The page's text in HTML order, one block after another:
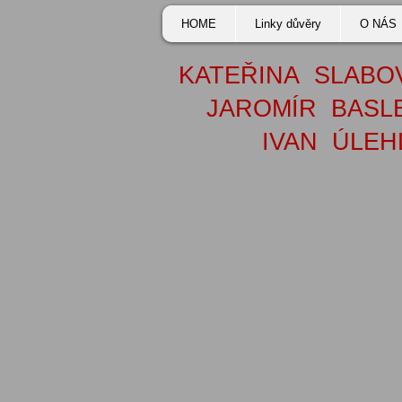
HOME Linky důvěry O NÁS
KATEŘINA
JAROMÍR
IVAN